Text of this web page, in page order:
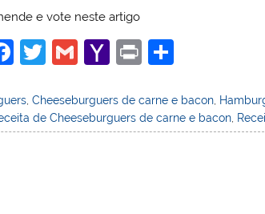
e vote neste artigo
F
c
e
T
itt
er
G
ai
l
Y
h
o
Pr
t
ar
e
,Cheeseburguers de carne e bacon,
de Cheeseburguers de carne e bacon